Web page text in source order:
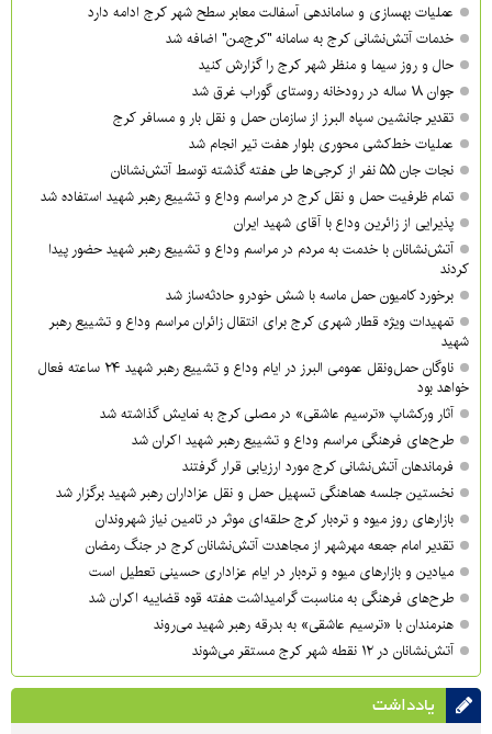
عملیات بهسازی و ساماندهی آسفالت معابر سطح شهر کرج ادامه دارد
خدمات آتش‌نشانی کرج به سامانه "کرج‌من" اضافه شد
حال و روز سیما و منظر شهر کرج را گزارش کنید
جوان ۱۸ ساله در رودخانه روستای گوراب غرق شد
تقدیر جانشین سپاه البرز از سازمان حمل و نقل بار و مسافر کرج
عملیات خط‌کشی محوری بلوار هفت تیر انجام شد
نجات جان ۵۵ نفر از کرجی‌ها طی هفته گذشته توسط آتش‌نشانان
تمام ظرفیت حمل و نقل کرج در مراسم وداع و تشییع رهبر شهید استفاده شد
پذیرایی از زائرین وداع با آقای شهید ایران
آتش‌نشانان با خدمت به مردم در مراسم وداع و تشییع رهبر شهید حضور پیدا
کردند
برخورد کامیون حمل ماسه با شش خودرو حادثه‌ساز شد
تمهیدات ویژه قطار شهری کرج برای انتقال زائران مراسم وداع و تشییع رهبر
شهید
ناوگان حمل‌ونقل عمومی البرز در ایام وداع و تشییع رهبر شهید ۲۴ ساعته فعال
خواهد بود
آثار ورکشاپ «ترسیم عاشقی» در مصلی کرج به نمایش گذاشته شد
طرح‌های فرهنگی مراسم وداع و تشییع رهبر شهید اکران شد
فرماندهان آتش‌نشانی کرج مورد ارزیابی قرار گرفتند
نخستین جلسه هماهنگی تسهیل حمل و نقل عزاداران رهبر شهید برگزار شد
بازارهای روز میوه و تره‌بار کرج حلقه‌ای موثر در تامین نیاز شهروندان
تقدیر امام جمعه مهرشهر از مجاهدت آتش‌نشانان کرج در جنگ رمضان
میادین و بازارهای میوه و تره‌بار در ایام عزاداری حسینی تعطیل است
طرح‌های فرهنگی به مناسبت گرامیداشت هفته قوه قضاییه اکران شد
هنرمندان با «ترسیم عاشقی» به بدرقه رهبر شهید می‌روند
آتش‌نشانان در ۱۲ نقطه شهر کرج مستقر می‌شوند
یادداشت